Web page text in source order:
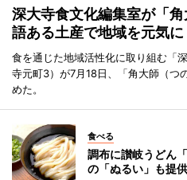
深大寺食文化編集室が「
語ある土産で地域を元気に
食を通じた地域活性化に取り組む「
寺元町3）が7月18日、「角大師（つ
めた。
食べる
調布に讃岐うどん
の「ぬるい」も提供